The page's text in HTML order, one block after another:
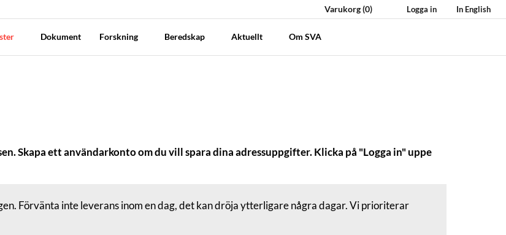
Varukorg(0) Logga in In English
Dokument Forskning Beredskap Aktuellt Om SVA
Skapa ett användarkonto om du vill spara dina adressuppgifter. Klicka på "Logga in" uppe
Förvänta inte leverans inom en dag, det kan dröja ytterligare några dagar. Vi prioriterar